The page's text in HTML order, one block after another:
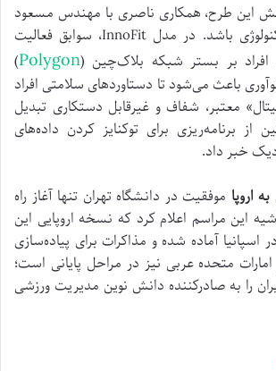
این طرح، همکاری ناصری با مهندس مسعود
تاج‌بخش در لایه تکنولوژی باشد. در مدل InnoFit، سوابق فعالیت
بر بستر شبکه بلاک‌چین (Polygon
)
باعث می‌شود تا دستاوردهای سلامتی افراد
معتبر، شفاف و غیرقابل دستکاری تبدیل
برنامه‌ریزی برای توکنایز کردن داده‌های
خبر داد.
اروپا موفقیت در دانشگاه تهران تنها آغاز راه
این مراسم اعلام کرد که نسخه اروپایی این
اسپانیا آماده شده و مذاکرات برای پیاده‌سازی
متحده عربی نیز در مراحل پایانی است؛
را به صادرکننده دانش نوین مدیریت ورزشی